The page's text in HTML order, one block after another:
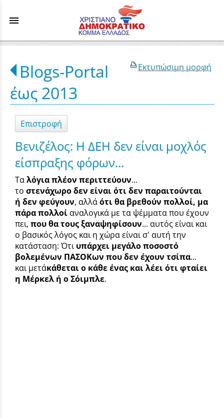
menu
Εκτυπώσιμη μορφή
Blogs-Portal
έως 2013
Επιστροφή
Βενιζέλος: Η ΔΕΗ δεν είναι μοχλός
είσπραξης φόρων...
Ταλόγια πλέον περιττεύουν...
το στενάχωροδεν είναι ότι δεν παραιτούνται
ή δεν φεύγουν, αλλάότι θα βρεθούν πολλοί, μα
πάρα πολλοίαναλογικά με τα ψέμματα που έχουν
πει, που θα τους ξαναψηφίσουν... αυτός είναι και
ο βασικός λόγος και η χώρα είναι σ' αυτή την
κατάσταση: Ότιυπάρχει μεγάλο ποσοστό
βολεμένων ΠΑΣΟΚων που δεν έχουν τσίπα...
και μετάκάθεται ο κάθε ένας και λέει ότι φταίει
η Μέρκελ ή ο Σόιμπλε.